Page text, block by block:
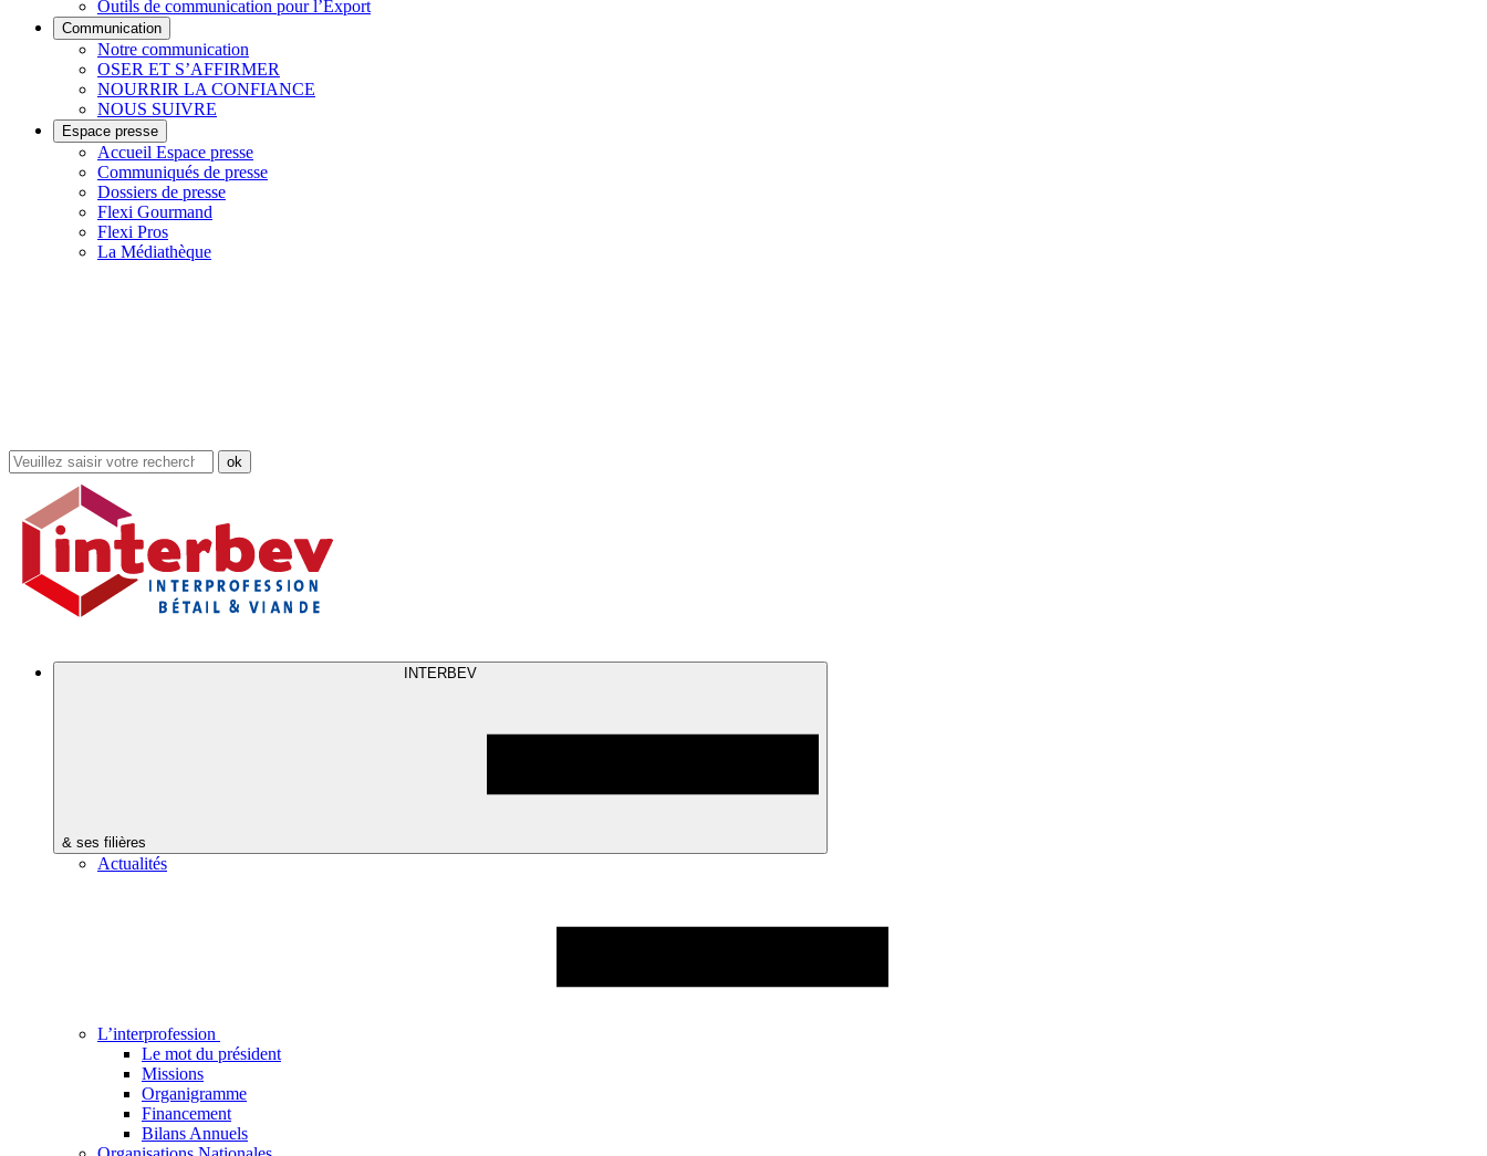
Outils de communication pour l’Export
Communication
Notre communication
OSER ET S’AFFIRMER
NOURRIR LA CONFIANCE
NOUS SUIVRE
Espace presse
Accueil Espace presse
Communiqués de presse
Dossiers de presse
Flexi Gourmand
Flexi Pros
La Médiathèque
Rechercher
dans
site
INTERBEV
& ses filières
Actualités
L’interprofession
Le mot du président
Missions
Organigramme
Financement
Bilans Annuels